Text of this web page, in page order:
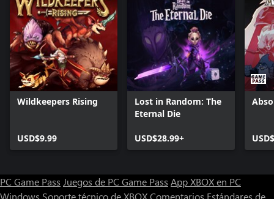
Wildkeepers Rising
USD$9.99
Lost in Random: The
Eternal Die
USD$28.99+
PC Game Pass Juegos de PC Game Pass App XBOX en PC
Windows Soporte técnico de XBOXComentarios Estándares de